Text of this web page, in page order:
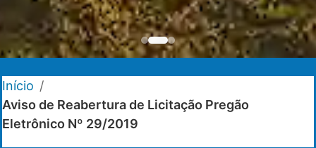
Início /
Aviso de Reabertura de Licitação Pregão
Eletrônico Nº 29/2019